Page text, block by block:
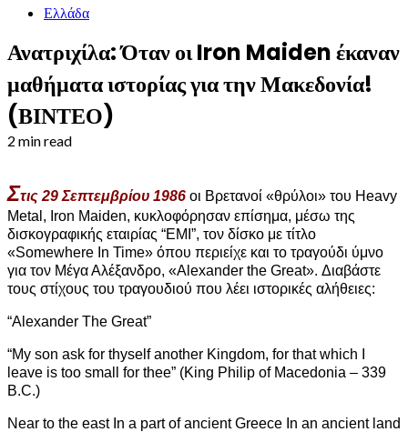
Ελλάδα
Ανατριχίλα: Όταν οι Iron Maiden έκαναν
μαθήματα ιστορίας για την Μακεδονία!
(ΒΙΝΤΕΟ)
2 min read
Στις 29 Σεπτεμβρίου 1986 οι Βρετανοί «θρύλοι» του Heavy
Metal, Iron Maiden, κυκλοφόρησαν επίσημα, μέσω της
δισκογραφικής εταιρίας “EMI”, τον δίσκο με τίτλο
«Somewhere In Time» όπου περιείχε και το τραγούδι ύμνο
για τον Μέγα Αλέξανδρο, «Alexander the Great». Διαβάστε
τους στίχους του τραγουδιού που λέει ιστορικές αλήθειες:
“Alexander The Great”
“My son ask for thyself another Kingdom, for that which I
leave is too small for thee” (King Philip of Macedonia – 339
B.C.)
Near to the east In a part of ancient Greece In an ancient land